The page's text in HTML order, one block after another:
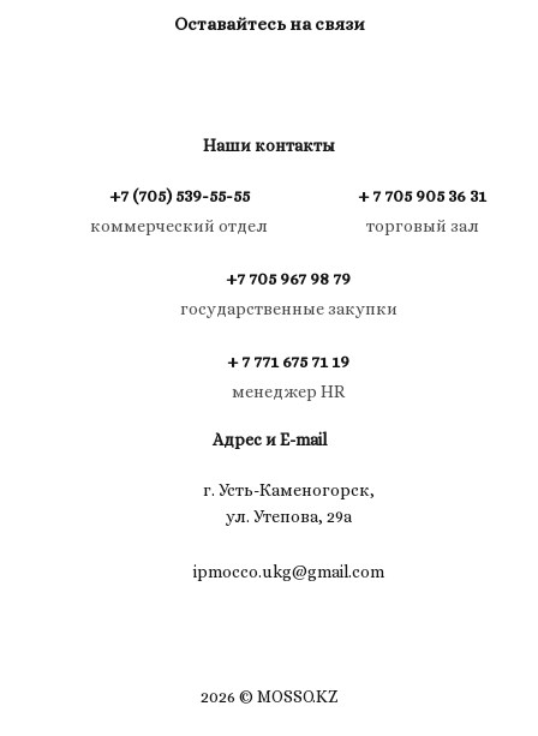
Оставайтесь на связи
Наши контакты
+7 (705) 539-55-55
коммерческий отдел
+ 7 705 905 36 31
торговый зал
+7 705 967 98 79
государственные закупки
+ 7 771 675 71 19
менеджер HR
Адрес и E-mail
г. Усть-Каменогорск,
ул. Утепова, 29а
ipmocco.ukg@gmail.com
2026 © MOSSO.KZ